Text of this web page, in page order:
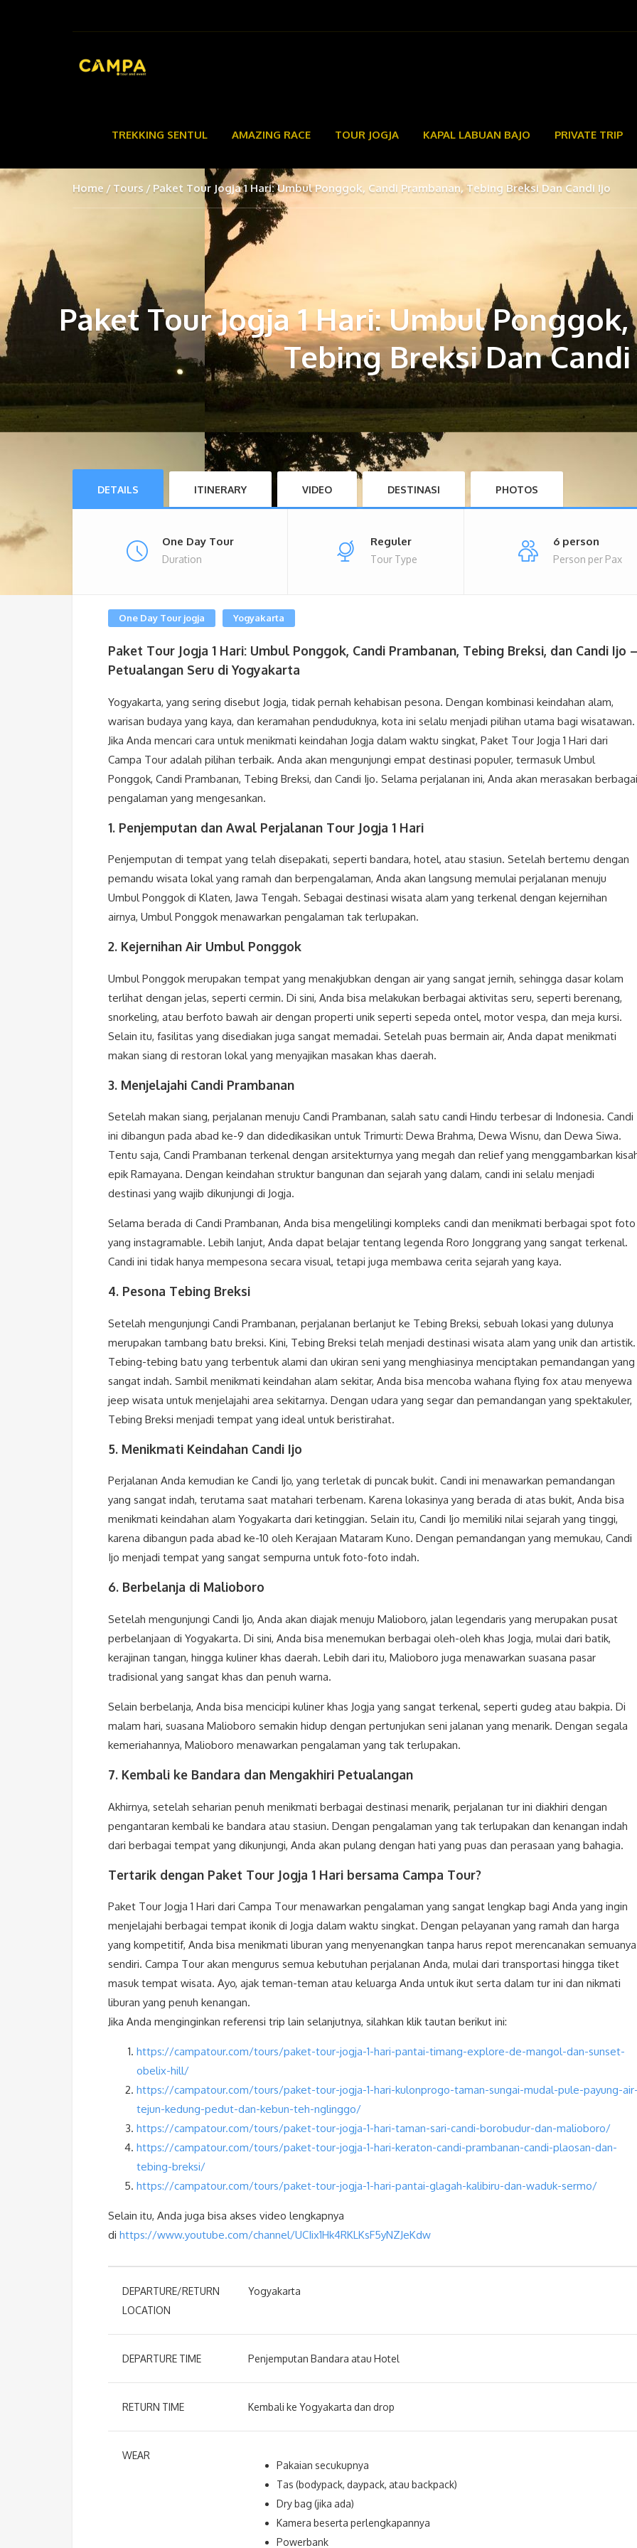
TREKKING SENTUL AMAZING RACE TOUR JOGJA KAPAL LABUAN BAJO PRIVATE TRIP
Home Tours Paket Tour Jogja 1 Hari: Umbul Ponggok, Candi Prambanan, Tebing Breksi Dan Candi Ijo
Paket Tour Jogja 1 Hari: Umbul
Tebing Breksi Dan
DETAILS ITINERARY VIDEO DESTINASI PHOTOS
One Day Tour
Duration
Reguler
Tour Type
6 person
Person per Pax
One Day Tour jogja Yogyakarta
Paket Tour Jogja 1 Hari: Umbul Ponggok, Candi Prambanan, Tebing Breksi, dan Candi Ijo –
Petualangan Seru di Yogyakarta
Yogyakarta, yang sering disebut Jogja, tidak pernah kehabisan pesona. Dengan kombinasi keindahan alam,
warisan budaya yang kaya, dan keramahan penduduknya, kota ini selalu menjadi pilihan utama bagi wisatawan.
Jika Anda mencari cara untuk menikmati keindahan Jogja dalam waktu singkat, Paket Tour Jogja 1 Hari dari
Campa Tour adalah pilihan terbaik. Anda akan mengunjungi empat destinasi populer, termasuk Umbul
Ponggok, Candi Prambanan, Tebing Breksi, dan Candi Ijo. Selama perjalanan ini, Anda akan merasakan berbagai
pengalaman yang mengesankan.
1. Penjemputan dan Awal Perjalanan Tour Jogja 1 Hari
Penjemputan di tempat yang telah disepakati, seperti bandara, hotel, atau stasiun. Setelah bertemu dengan
pemandu wisata lokal yang ramah dan berpengalaman, Anda akan langsung memulai perjalanan menuju
Umbul Ponggok di Klaten, Jawa Tengah. Sebagai destinasi wisata alam yang terkenal dengan kejernihan
airnya, Umbul Ponggok menawarkan pengalaman tak terlupakan.
2. Kejernihan Air Umbul Ponggok
Umbul Ponggok merupakan tempat yang menakjubkan dengan air yang sangat jernih, sehingga dasar kolam
terlihat dengan jelas, seperti cermin. Di sini, Anda bisa melakukan berbagai aktivitas seru, seperti berenang,
snorkeling, atau berfoto bawah air dengan properti unik seperti sepeda ontel, motor vespa, dan meja kursi.
Selain itu, fasilitas yang disediakan juga sangat memadai. Setelah puas bermain air, Anda dapat menikmati
makan siang di restoran lokal yang menyajikan masakan khas daerah.
3. Menjelajahi Candi Prambanan
Setelah makan siang, perjalanan menuju Candi Prambanan, salah satu candi Hindu terbesar di Indonesia. Candi
ini dibangun pada abad ke-9 dan didedikasikan untuk Trimurti: Dewa Brahma, Dewa Wisnu, dan Dewa Siwa.
Tentu saja, Candi Prambanan terkenal dengan arsitekturnya yang megah dan relief yang menggambarkan
epik Ramayana. Dengan keindahan struktur bangunan dan sejarah yang dalam, candi ini selalu menjadi
destinasi yang wajib dikunjungi di Jogja.
Selama berada di Candi Prambanan, Anda bisa mengelilingi kompleks candi dan menikmati berbagai spot foto
yang instagramable. Lebih lanjut, Anda dapat belajar tentang legenda Roro Jonggrang yang sangat terkenal.
Candi ini tidak hanya mempesona secara visual, tetapi juga membawa cerita sejarah yang kaya.
4. Pesona Tebing Breksi
Setelah mengunjungi Candi Prambanan, perjalanan berlanjut ke Tebing Breksi, sebuah lokasi yang dulunya
merupakan tambang batu breksi. Kini, Tebing Breksi telah menjadi destinasi wisata alam yang unik dan artistik.
Tebing-tebing batu yang terbentuk alami dan ukiran seni yang menghiasinya menciptakan pemandangan yang
sangat indah. Sambil menikmati keindahan alam sekitar, Anda bisa mencoba wahana flying fox atau menyewa
jeep wisata untuk menjelajahi area sekitarnya. Dengan udara yang segar dan pemandangan yang spektakuler,
Tebing Breksi menjadi tempat yang ideal untuk beristirahat.
5. Menikmati Keindahan Candi Ijo
Perjalanan Anda kemudian ke Candi Ijo, yang terletak di puncak bukit. Candi ini menawarkan pemandangan
yang sangat indah, terutama saat matahari terbenam. Karena lokasinya yang berada di atas bukit, Anda bisa
menikmati keindahan alam Yogyakarta dari ketinggian. Selain itu, Candi Ijo memiliki nilai sejarah yang tinggi,
karena dibangun pada abad ke-10 oleh Kerajaan Mataram Kuno. Dengan pemandangan yang memukau, Candi
Ijo menjadi tempat yang sangat sempurna untuk foto-foto indah.
6. Berbelanja di Malioboro
Setelah mengunjungi Candi Ijo, Anda akan diajak menuju Malioboro, jalan legendaris yang merupakan pusat
perbelanjaan di Yogyakarta. Di sini, Anda bisa menemukan berbagai oleh-oleh khas Jogja, mulai dari batik,
kerajinan tangan, hingga kuliner khas daerah. Lebih dari itu, Malioboro juga menawarkan suasana pasar
tradisional yang sangat khas dan penuh warna.
Selain berbelanja, Anda bisa mencicipi kuliner khas Jogja yang sangat terkenal, seperti gudeg atau bakpia. Di
malam hari, suasana Malioboro semakin hidup dengan pertunjukan seni jalanan yang menarik. Dengan segala
kemeriahannya, Malioboro menawarkan pengalaman yang tak terlupakan.
7. Kembali ke Bandara dan Mengakhiri Petualangan
Akhirnya, setelah seharian penuh menikmati berbagai destinasi menarik, perjalanan tur ini diakhiri dengan
pengantaran kembali ke bandara atau stasiun. Dengan pengalaman yang tak terlupakan dan kenangan indah
dari berbagai tempat yang dikunjungi, Anda akan pulang dengan hati yang puas dan perasaan yang bahagia.
Tertarik dengan Paket Tour Jogja 1 Hari bersama Campa Tour?
Paket Tour Jogja 1 Hari dari Campa Tour menawarkan pengalaman yang sangat lengkap bagi Anda yang ingin
menjelajahi berbagai tempat ikonik di Jogja dalam waktu singkat. Dengan pelayanan yang ramah dan harga
yang kompetitif, Anda bisa menikmati liburan yang menyenangkan tanpa harus repot merencanakan semuanya
sendiri. Campa Tour akan mengurus semua kebutuhan perjalanan Anda, mulai dari transportasi hingga tiket
masuk tempat wisata. Ayo, ajak teman-teman atau keluarga Anda untuk ikut serta dalam tur ini dan nikmati
liburan yang penuh kenangan.
Jika Anda menginginkan referensi trip lain selanjutnya, silahkan klik tautan berikut ini:
https://campatour.com/tours/paket-tour-jogja-1-hari-pantai-timang-explore-de-mangol-dan-sunset-
obelix-hill/
https://campatour.com/tours/paket-tour-jogja-1-hari-kulonprogo-taman-sungai-mudal-pule-payung-
tejun-kedung-pedut-dan-kebun-teh-nglinggo/
https://campatour.com/tours/paket-tour-jogja-1-hari-taman-sari-candi-borobudur-dan-malioboro/
https://campatour.com/tours/paket-tour-jogja-1-hari-keraton-candi-prambanan-candi-plaosan-dan-
tebing-breksi/
https://campatour.com/tours/paket-tour-jogja-1-hari-pantai-glagah-kalibiru-dan-waduk-sermo/
Selain itu, Anda juga bisa akses video lengkapnya
di https://www.youtube.com/channel/UCIix1Hk4RKLKsF5yNZJeKdw
DEPARTURE/RETURN
LOCATION
Yogyakarta
DEPARTURE TIME Penjemputan Bandara atau Hotel
RETURN TIME Kembali ke Yogyakarta dan drop
WEAR
Pakaian secukupnya
Tas (bodypack, daypack, atau backpack)
Dry bag (jika ada)
Kamera beserta perlengkapannya
Powerbank